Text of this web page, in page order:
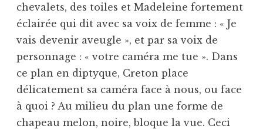
chevalets, des toiles et Madeleine fortement
éclairée qui dit avec sa voix de femme : « Je
vais devenir aveugle », et par sa voix de
personnage : « votre caméra me tue ». Dans
ce plan en diptyque, Creton place
délicatement sa caméra face à nous, ou face
à quoi ? Au milieu du plan une forme de
chapeau melon, noire, bloque la vue. Ceci